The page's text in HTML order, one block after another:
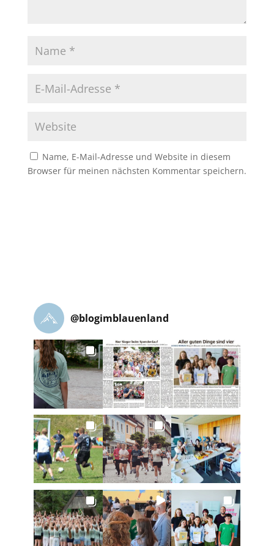
Name, E-Mail-Adresse und Website in diesem
Browser für meinen nächsten Kommentar speichern.
@blogimblauenland